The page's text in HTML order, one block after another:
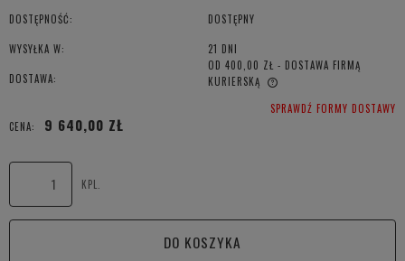
DOSTĘPNOŚĆ: DOSTĘPNY
WYSYŁKA W: 21 DNI
DOSTAWA:
OD 400,00 ZŁ - DOSTAWA FIRMĄ
KURIERSKĄ
CENA NIE ZAWIERA EWENTUALNYCH KOSZTÓW PŁATNOŚCISPRAWDŹ FORMY DOSTAWY
CENA:
9 640,00 ZŁ
KPL.
DO KOSZYKA